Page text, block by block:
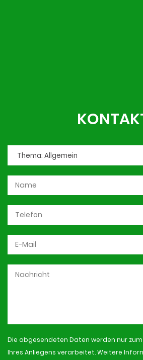
Die abgesendeten Daten werden nur
Ihres Anliegens verarbeitet. Weitere